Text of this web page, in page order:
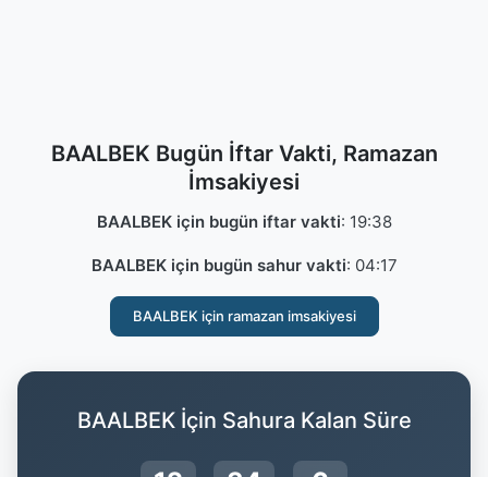
BAALBEK Bugün İftar Vakti, Ramazan
İmsakiyesi
BAALBEK için bugün iftar vakti: 19:38
BAALBEK için bugün sahur vakti: 04:17
BAALBEK için ramazan imsakiyesi
BAALBEK İçin Sahura Kalan Süre